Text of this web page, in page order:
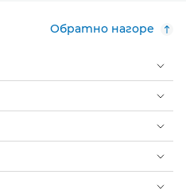
Обратно нагоре